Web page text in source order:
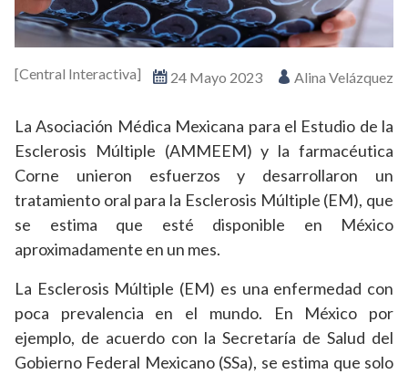
24 Mayo 2023 Alina Velázquez
[Central Interactiva]
La Asociación Médica Mexicana para el Estudio de la
Esclerosis Múltiple (AMMEEM) y la farmacéutica
Corne unieron esfuerzos y desarrollaron un
tratamiento oral para la Esclerosis Múltiple (EM), que
se estima que esté disponible en México
aproximadamente en un mes.
La Esclerosis Múltiple (EM) es una enfermedad con
poca prevalencia en el mundo. En México por
ejemplo, de acuerdo con la Secretaría de Salud del
Gobierno Federal Mexicano (SSa), se estima que solo